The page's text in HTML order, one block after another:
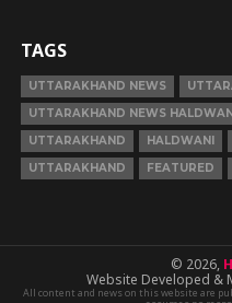
TAGS
UTTARAKHAND NEWS
UTTARAKHAND NEWS
UTTARAKHAND
HALDWANI
UTTARAKHAND
FEATURED
© 2026,
Website Developed &
All content and news on this website are